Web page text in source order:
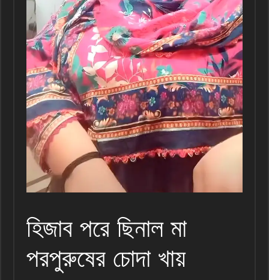
হিজাব পরে ছিনাল মা
পরপুরুষের চোদা খায়